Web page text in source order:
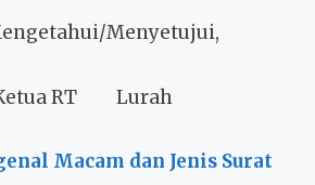
Menyetujui,
RT Lurah
Macam dan Jenis Surat